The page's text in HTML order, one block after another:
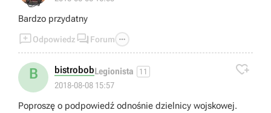
Bardzo przydatny
Odpowiedz  Forum 
B bistrobobLegionista 11
2018-08-08 15:57

Poproszę o podpowiedź odnośnie dzielnicy wojskowej.